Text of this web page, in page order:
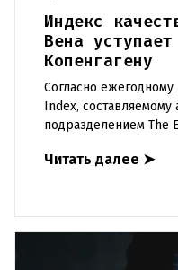
Индекс
Вена
Копенгагену
Согласно
Index, составляемому
подразделением The
подряд признана
Читать далее ➤